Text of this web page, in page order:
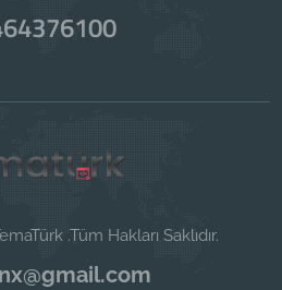
.Tüm Hakları Saklıdır.